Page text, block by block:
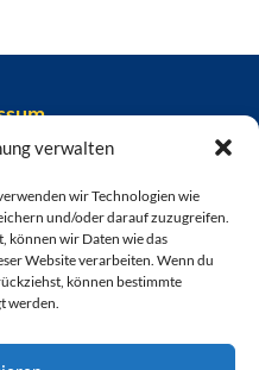
verwalten
wir Technologien wie
und/oder darauf zuzugreifen.
können wir Daten wie das
Website verarbeiten. Wenn du
können bestimmte
werden.